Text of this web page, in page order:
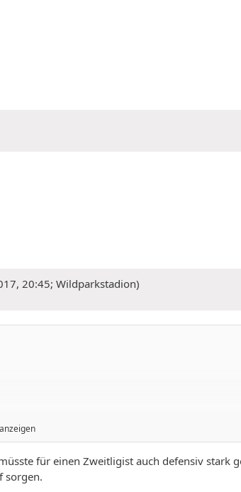
20:45; Wildparkstadion)
für einen Zweitligist auch defensiv stark
sorgen.